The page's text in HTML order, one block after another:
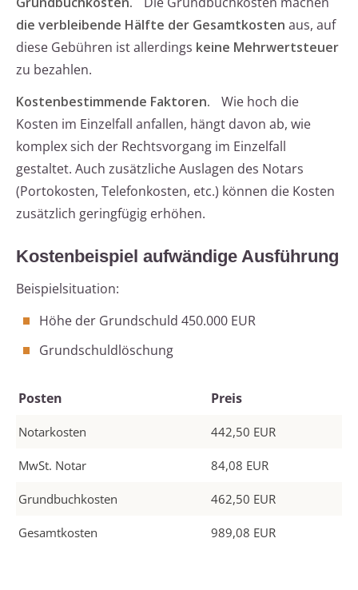
die verbleibende Hälfte der Gesamtkosten aus, auf
diese Gebühren ist allerdings keine Mehrwertsteuer
zu bezahlen.
Kostenbestimmende Faktoren.
Wie hoch die
Kosten im Einzelfall anfallen, hängt davon ab, wie
komplex sich der Rechtsvorgang im Einzelfall
gestaltet. Auch zusätzliche Auslagen des Notars
(Portokosten, Telefonkosten, etc.) können die Kosten
zusätzlich geringfügig erhöhen.
Kostenbeispiel aufwändige Ausführung
Beispielsituation:
Höhe der Grundschuld 450.000 EUR
Grundschuldlöschung
Posten Preis
Notarkosten 442,50 EUR
MwSt. Notar 84,08 EUR
Grundbuchkosten 462,50 EUR
Gesamtkosten 989,08 EUR